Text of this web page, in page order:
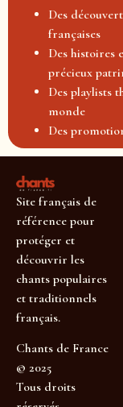
Des
françaises
Des histoires
précieux
Des playlists
monde
Des
Site français de
référence pour
protéger et
découvrir les
chants populaires
et traditionnels
français.
Chants de France
© 2025
Tous droits